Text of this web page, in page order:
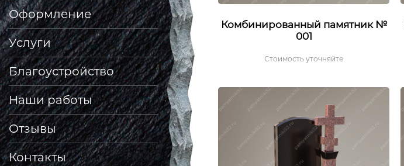
Оформление
Услуги
Благоустройство
Наши работы
Отзывы
Контакты
Комбинированный памятник №
001
Стоимость уточняйте